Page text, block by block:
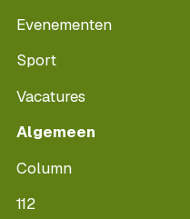
Evenementen
Sport
Vacatures
Algemeen
Column
112